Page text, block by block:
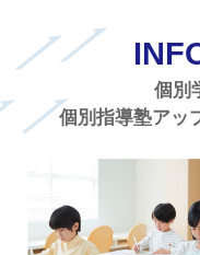
個別
個別指導塾アッ